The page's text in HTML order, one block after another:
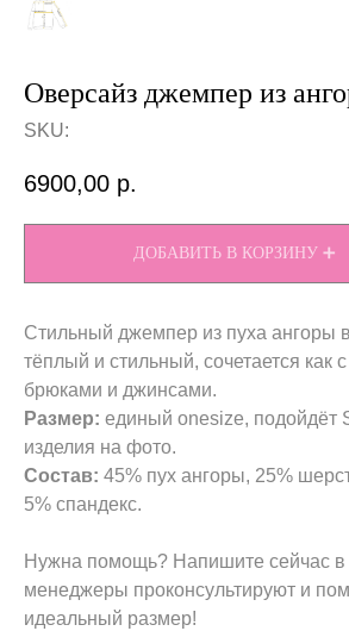
Оверсайз джемпер из
SKU:
6900,00 р.
ДОБАВИТЬ В КОРЗИНУ ➕
Стильный джемпер из пуха ангоры
тёплый и стильный, сочетается как
брюками и джинсами.
Размер: единый onesize, подойдёт
изделия на фото.
Состав: 45% пух ангоры, 25%
5% спандекс.
Нужна помощь? Напишите сейчас в
менеджеры проконсультируют и
идеальный размер!